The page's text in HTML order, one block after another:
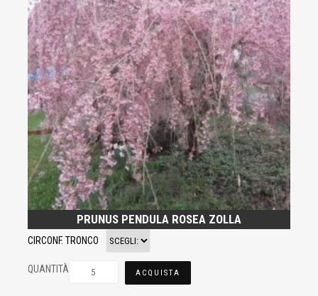
PRUNUS PENDULA ROSEA ZOLLA
CIRCONF. TRONCO
QUANTITÀ ACQUISTA